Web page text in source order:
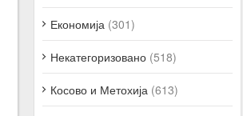
Економија (301)
Некатегоризовано (518)
Косово и Метохија (613)